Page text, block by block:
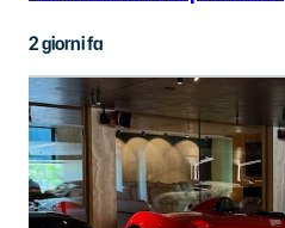
2 giorni fa